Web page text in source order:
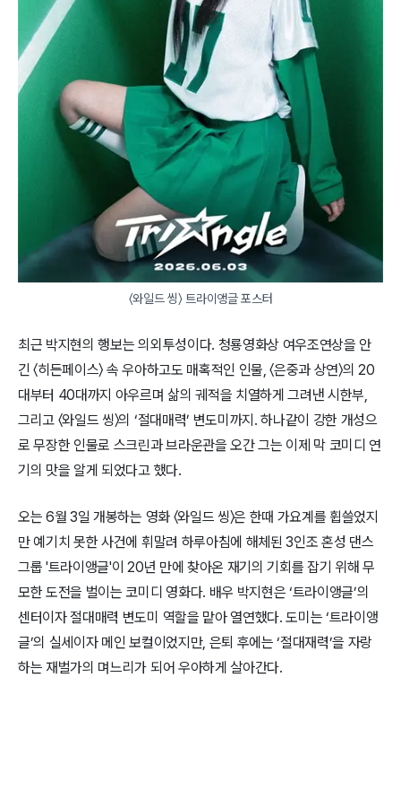
〈와일드 씽〉 트라이앵글 포스터
최근 박지현의 행보는 의외투성이다. 청룡영화상 여우조연상을 안
긴 〈히든페이스〉 속 우아하고도 매혹적인 인물, 〈은중과 상연〉의 20
대부터 40대까지 아우르며 삶의 궤적을 치열하게 그려낸 시한부,
그리고 〈와일드 씽〉의 ‘절대매력’ 변도미까지. 하나같이 강한 개성으
로 무장한 인물로 스크린과 브라운관을 오간 그는 이제 막 코미디 연
기의 맛을 알게 되었다고 했다.
오는 6월 3일 개봉하는 영화 〈와일드 씽〉은 한때 가요계를 휩쓸었지
만 예기치 못한 사건에 휘말려 하루아침에 해체된 3인조 혼성 댄스
그룹 '트라이앵글'이 20년 만에 찾아온 재기의 기회를 잡기 위해 무
모한 도전을 벌이는 코미디 영화다. 배우 박지현은 ‘트라이앵글’의
센터이자 절대매력 변도미 역할을 맡아 열연했다. 도미는 ‘트라이앵
글’의 실세이자 메인 보컬이었지만, 은퇴 후에는 ‘절대재력’을 자랑
하는 재벌가의 며느리가 되어 우아하게 살아간다.